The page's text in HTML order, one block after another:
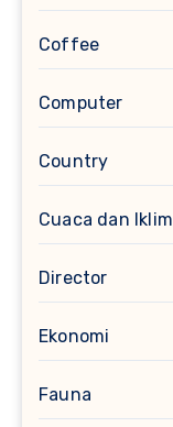
Coffee
Computer
Country
Cuaca dan Iklim
Director
Ekonomi
Fauna